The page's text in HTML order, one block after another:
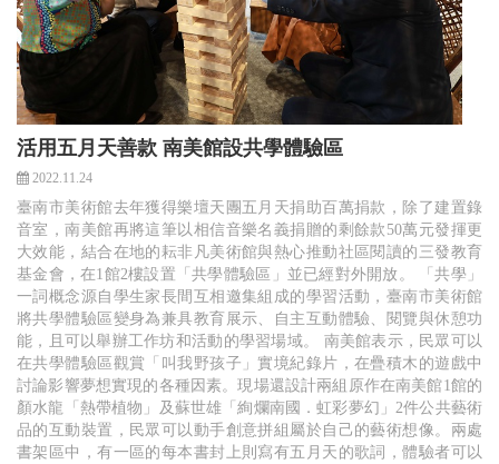
活用五月天善款 南美館設共學體驗區
2022.11.24
臺南市美術館去年獲得樂壇天團五月天捐助百萬捐款，除了建置錄
音室，南美館再將這筆以相信音樂名義捐贈的剩餘款50萬元發揮更
大效能，結合在地的耘非凡美術館與熱心推動社區閱讀的三發教育
基金會，在1館2樓設置「共學體驗區」並已經對外開放。 「共學」
一詞概念源自學生家長間互相邀集組成的學習活動，臺南市美術館
將共學體驗區變身為兼具教育展示、自主互動體驗、閱覽與休憩功
能，且可以舉辦工作坊和活動的學習場域。 南美館表示，民眾可以
在共學體驗區觀賞「叫我野孩子」實境紀錄片，在疊積木的遊戲中
討論影響夢想實現的各種因素。現場還設計兩組原作在南美館1館的
顏水龍「熱帶植物」及蘇世雄「絢爛南國．虹彩夢幻」2件公共藝術
品的互動裝置，民眾可以動手創意拼組屬於自己的藝術想像。兩處
書架區中，有一區的每本書封上則寫有五月天的歌詞，體驗者可以